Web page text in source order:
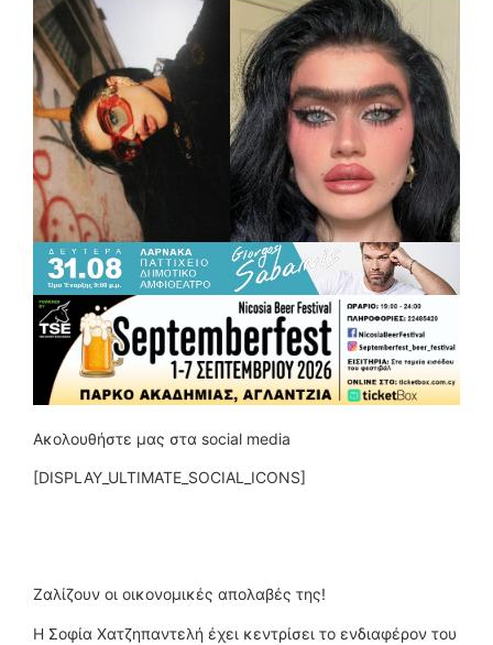
Ακολουθήστε μας στα social media
[DISPLAY_ULTIMATE_SOCIAL_ICONS]
Ζαλίζουν οι οικονομικές απολαβές της!
Η Σοφία Χατζηπαντελή έχει κεντρίσει το ενδιαφέρον του